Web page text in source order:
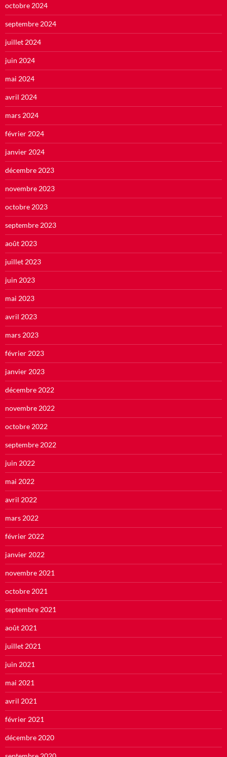
octobre 2024
septembre 2024
juillet 2024
juin 2024
mai 2024
avril 2024
mars 2024
février 2024
janvier 2024
décembre 2023
novembre 2023
octobre 2023
septembre 2023
août 2023
juillet 2023
juin 2023
mai 2023
avril 2023
mars 2023
février 2023
janvier 2023
décembre 2022
novembre 2022
octobre 2022
septembre 2022
juin 2022
mai 2022
avril 2022
mars 2022
février 2022
janvier 2022
novembre 2021
octobre 2021
septembre 2021
août 2021
juillet 2021
juin 2021
mai 2021
avril 2021
février 2021
décembre 2020